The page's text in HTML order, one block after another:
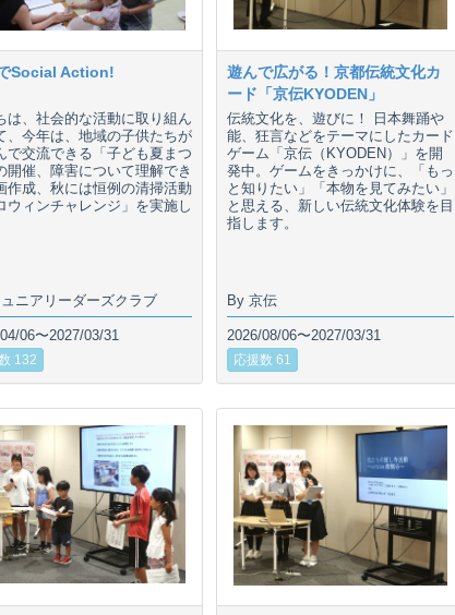
Social Action!
は、社会的な活動に取り組ん
、今年は、地域の子供たちが
で交流できる「子ども夏まつ
開催、障害について理解でき
作成、秋には恒例の清掃活動
ウィンチャレンジ」を実施し
ニアリーダーズクラブ
06〜2027/03/31
132
遊んで広がる！京都伝統文化カ
ード「京伝KYODEN」
伝統文化を、遊びに！ 日本舞踊や
能、狂言などをテーマにしたカード
ゲーム「京伝（KYODEN）」を開
発中。ゲームをきっかけに、「もっ
と知りたい」「本物を見てみたい」
と思える、新しい伝統文化体験を目
指します。
By 京伝
2026/08/06〜2027/03/31
応援数 61